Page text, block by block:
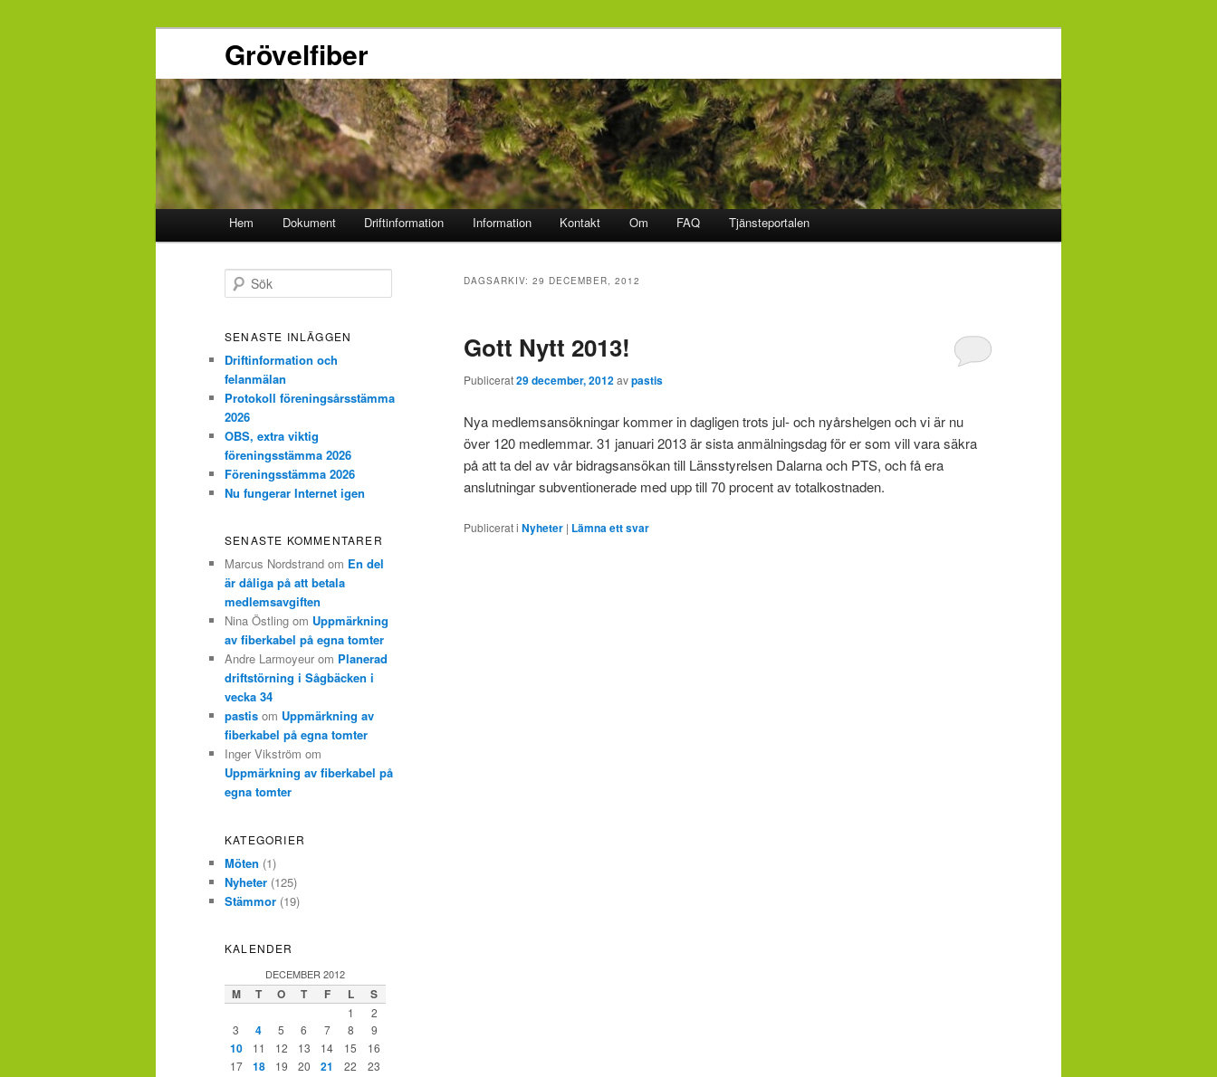
Grövelfiber
Huvudmeny
Hoppa
till
innehåll
Hoppa
till
innehåll
Hem Dokument Driftinformation Information Kontakt Om FAQ Tjänsteportalen
DAGSARKIV: 29 DECEMBER, 2012
Gott Nytt 2013!
Publicerat29 december, 2012avpastis
Nya medlemsansökningar kommer in dagligen trots jul- och nyårshelgen och vi är nu
över 120 medlemmar. 31 januari 2013 är sista anmälningsdag för er som vill vara säkra
på att ta del av vår bidragsansökan till Länsstyrelsen Dalarna och PTS, och få era
anslutningar subventionerade med upp till 70 procent av totalkostnaden.
Publicerat i Nyheter | Lämna ett svar
ö
SENASTE INLÄGGEN
Driftinformation och
felanmälan
Protokoll föreningsårsstämma
2026
OBS, extra viktig
föreningsstämma 2026
Föreningsstämma 2026
Nu fungerar Internet igen
SENASTE KOMMENTARER
Marcus Nordstrand om En del
är dåliga på att betala
medlemsavgiften
Nina Östling om Uppmärkning
av fiberkabel på egna tomter
Andre Larmoyeur om Planerad
driftstörning i Sågbäcken i
vecka 34
pastis om Uppmärkning av
fiberkabel på egna tomter
Inger Vikström om
Uppmärkning av fiberkabel på
egna tomter
KATEGORIER
Möten (1)
Nyheter (125)
Stämmor (19)
KALENDER
DECEMBER 2012
M T O T F L S
1
2
3
4 5 6 7 8 9
10 11 12 13 14 15
16
17
18 19 20 21 22
23